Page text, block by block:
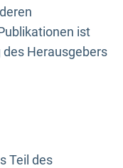
ist
Herausgebers
Teil des